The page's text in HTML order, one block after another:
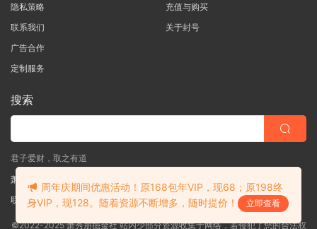
隐私策略
联系我们
广告合作
定制服务
充值与购买
关于封号
搜索
君子爱财，取之有道
萧秀朋掘金社
联系客服(说明需求，勿问在否)
©2022-2025 萧秀朋掘金社 站内少部分资源收集于网络，若侵犯了您的合法权
周年庆期间优惠活动！原168包年VIP，现68；原198终
身VIP，现128。随着资源不断增多，随时提价！
立即查看